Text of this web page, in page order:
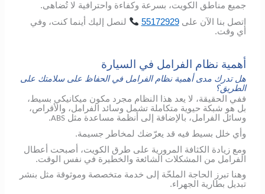
جميع مناطق الكويت، بسرعة وكفاءة واحترافية لا تُضاهى.
اتصل بنا الآن على 55172929 لنصل إليك أينما كنت، وفي
أي وقت.
أهمية نظام الفرامل في السيارة
هل تدرك مدى أهمية نظام الفرامل في الحفاظ على سلامتك على
الطريق؟
ففي الحقيقة، لا يعد هذا النظام مجرد مكون ميكانيكي بسيط،
بل هو شبكة حيوية متكاملة تشمل وسائد الفرامل، والأقراص،
وسائل الفرامل، بالإضافة إلى أنظمة مساعدة مثلABS
.
وأي خلل بسيط فيه قد يعرّضك لمخاطر جسيمة.
ومع زيادة الكثافة المرورية على طرق الكويت، أصبحت أعطال
الفرامل من المشكلات الشائعة والخطيرة في نفس الوقت.
وهنا تبرز الحاجة الملحّة إلى خدمة متخصصة وموثوقة مثل بنشر
تبديل بطارية الجهراء.